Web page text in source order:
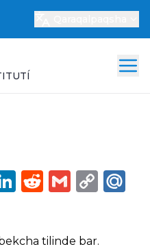
LinkedIn
Reddit
Gmail
tilinde bar.